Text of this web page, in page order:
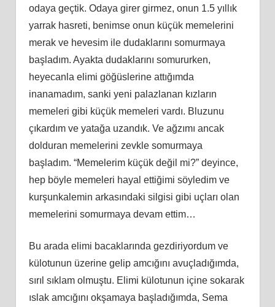
odaya geçtik. Odaya girer girmez, onun 1.5 yıllık
yarrak hasreti, benimse onun küçük memelerini
merak ve hevesim ile dudaklarını somurmaya
başladım. Ayakta dudaklarını somururken,
heyecanla elimi göğüslerine attığımda
inanamadım, sanki yeni palazlanan kızların
memeleri gibi küçük memeleri vardı. Bluzunu
çıkardım ve yatağa uzandık. Ve ağzımı ancak
dolduran memelerini zevkle somurmaya
başladım. “Memelerim küçük değil mi?” deyince,
hep böyle memeleri hayal ettiğimi söyledim ve
kurşunkalemin arkasındaki silgisi gibi uçları olan
memelerini somurmaya devam ettim…
Bu arada elimi bacaklarında gezdiriyordum ve
külotunun üzerine gelip amcığını avuçladığımda,
sırıl sıklam olmuştu. Elimi külotunun içine sokarak
ıslak amcığını okşamaya başladığımda, Sema